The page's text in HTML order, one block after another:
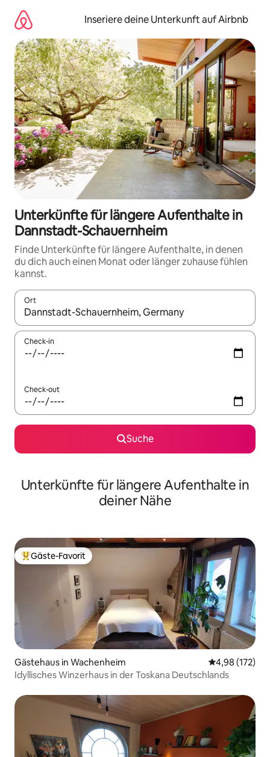
Inhalten
springen
Inseriere deine Unterkunft auf Airbnb
Unterkünfte für längere Aufenthalte in
Dannstadt-Schauernheim
Finde Unterkünfte für längere Aufenthalte, in denen
du dich auch einen Monat oder länger zuhause fühlen
kannst.
Ort
Wenn Ergebnisse verfügbar sind, navigiere mit den
Check-in
Check-out
Suche
Unterkünfte für längere Aufenthalte in
deiner Nähe
Beliebter Gäste-Favorit.
Gäste-Favorit
Gästehaus in Wachenheim
4,98 (172)
Idyllisches Winzerhaus in der Toskana Deutschlands